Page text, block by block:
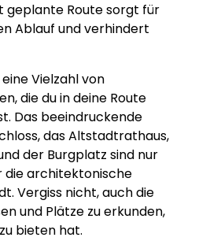
geplante Route sorgt für
Ablauf und verhindert
Vielzahl von
die du in deine Route
Das beeindruckende
das Altstadtrathaus,
der Burgplatz sind nur
die architektonische
Vergiss nicht, auch die
und Plätze zu erkunden,
bieten hat.